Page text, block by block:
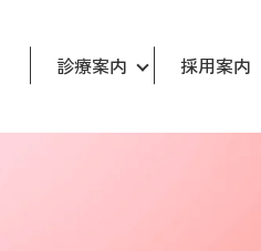
診療案内 採用案内